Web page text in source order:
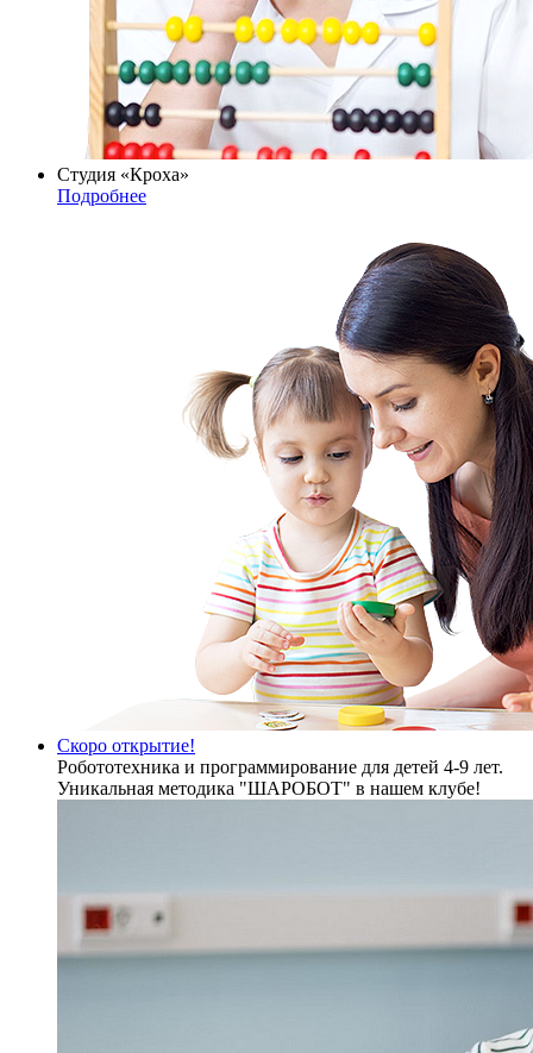
Студия «Кроха»
Подробнее
Скоро открытие!
Робототехника и программирование для детей 4-9 лет.
Уникальная методика "ШАРОБОТ" в нашем клубе!